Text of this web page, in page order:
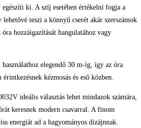
ki. A szíj esetében értékelni fogja a
teszi a könnyű cserét akár szerszámok
hozzáigazítását hangulatához vagy
elegendő 30 m-ig, így az óra
kézmosás és eső közben.
ideális választás lehet mindazok számára,
keresnek modern csavarral. A finom
energiát ad a hagyományos dizájnnak.